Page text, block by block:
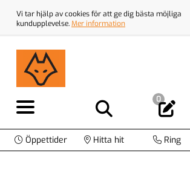
Vi tar hjälp av cookies för att ge dig bästa möjliga
kundupplevelse.Mer information
0
Öppettider Hitta hit Ring